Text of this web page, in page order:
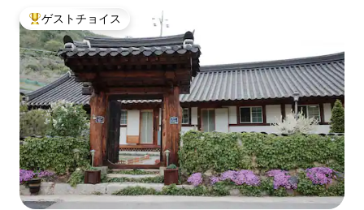
大好評のゲストチョイスです。
ゲストチョイス